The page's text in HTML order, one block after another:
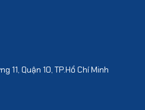
11, Quận 10, TP.Hồ Chí Minh